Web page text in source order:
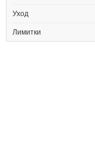
Уход
Лимитки